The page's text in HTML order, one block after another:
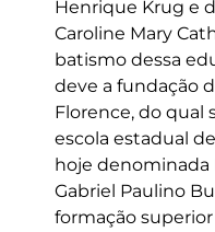
Henrique Krug e
Caroline Mary
batismo dessa
deve a fundação
Florence, do qual
escola estadual
hoje denominada
Gabriel Paulino
formação